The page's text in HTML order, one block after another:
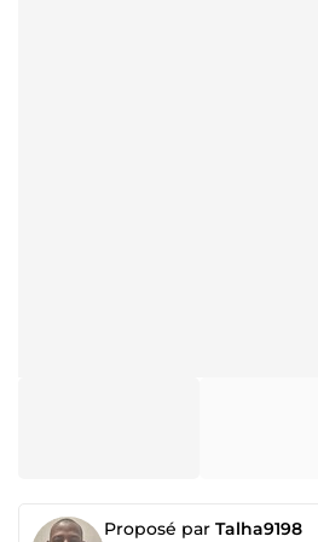
Proposé par Talha9198